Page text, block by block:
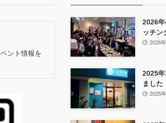
ント情報を
2026
ッチン
2026
2025
ました
2025